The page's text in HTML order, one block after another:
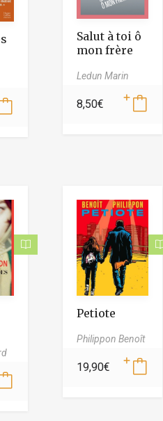
Salut à toi ô
mon frère
Ledun Marin
8,50€
Petiote
Philippon Benoît
19,90€